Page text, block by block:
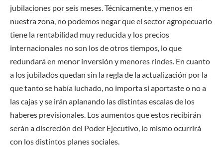
jubilaciones por seis meses. Técnicamente, y menos en
nuestra zona, no podemos negar que el sector agropecuario
tiene la rentabilidad muy reducida y los precios
internacionales no son los de otros tiempos, lo que
redundará en menor inversión y menores rindes. En cuanto
a los jubilados quedan sin la regla de la actualización por la
que tanto se había luchado, no importa si aportaste o no a
las cajas y se irán aplanando las distintas escalas de los
haberes previsionales. Los aumentos que estos recibirán
serán a discreción del Poder Ejecutivo, lo mismo ocurrirá
con los distintos planes sociales.